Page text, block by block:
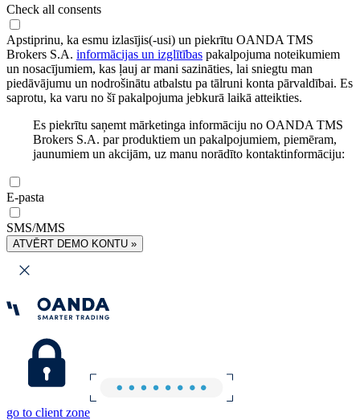
Check all consents
Apstiprinu, ka esmu izlasījis(-usi) un piekrītu OANDA TMS
Brokers S.A. informācijas un izglītības pakalpojuma noteikumiem
un nosacījumiem, kas ļauj ar mani sazināties, lai sniegtu man
piedāvājumu un nodrošinātu atbalstu pa tālruni konta pārvaldībai. Es
saprotu, ka varu no šī pakalpojuma jebkurā laikā atteikties.
Es piekrītu saņemt mārketinga informāciju no OANDA TMS
Brokers S.A. par produktiem un pakalpojumiem, piemēram,
jaunumiem un akcijām, uz manu norādīto kontaktinformāciju:
E-pasta
SMS/MMS
ATVĒRT DEMO KONTU »
go to client zone